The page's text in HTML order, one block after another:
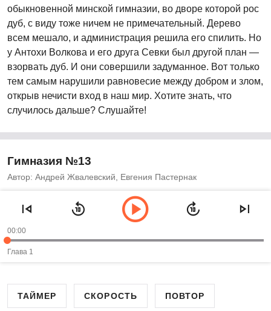
обыкновенной минской гимназии, во дворе которой рос
дуб, с виду тоже ничем не примечательный. Дерево
всем мешало, и администрация решила его спилить. Но
у Антохи Волкова и его друга Севки был другой план —
взорвать дуб. И они совершили задуманное. Вот только
тем самым нарушили равновесие между добром и злом,
открыв нечисти вход в наш мир. Хотите знать, что
случилось дальше? Слушайте!
Гимназия №13
Автор: Андрей Жвалевский, Евгения Пастернак
00:00
Глава 1
ТАЙМЕР СКОРОСТЬ ПОВТОР